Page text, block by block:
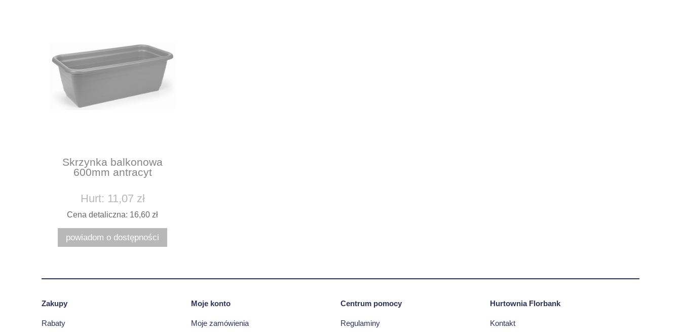
Skrzynka balkonowa
600mm antracyt
Hurt: 11,07 zł
Cena detaliczna: 16,60 zł
powiadom o dostępności
Zakupy
Rabaty
Moje konto
Moje zamówienia
Centrum pomocy
Regulaminy
Hurtownia Florbank
Kontakt